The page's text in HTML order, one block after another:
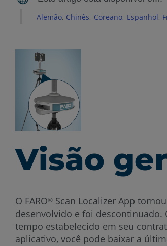
Alemão Chinês Coreano Espanhol
Visão
O FARO® Scan Localizer App
desenvolvido e foi descontinuado.
tempo estabelecido em seu
aplicativo, você pode baixar a